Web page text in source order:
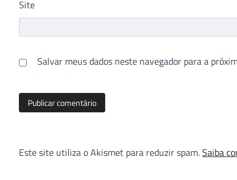
Site
Salvar meus dados neste navegador para a
Este site utiliza o Akismet para reduzir spam.Saiba